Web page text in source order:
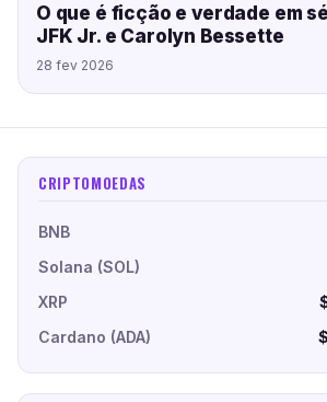
O que é ficção e verdade em
JFK Jr. e Carolyn Bessette
28 fev 2026
CRIPTOMOEDAS
BNB
Solana (SOL)
XRP
Cardano (ADA)